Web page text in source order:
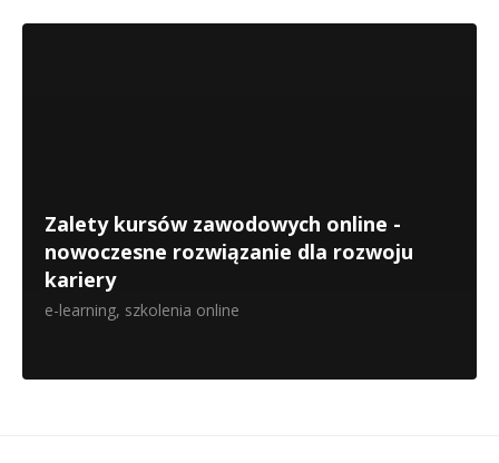
Zalety kursów zawodowych online -
nowoczesne rozwiązanie dla rozwoju
kariery
e-learning, szkolenia online